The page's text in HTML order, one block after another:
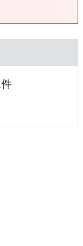
件